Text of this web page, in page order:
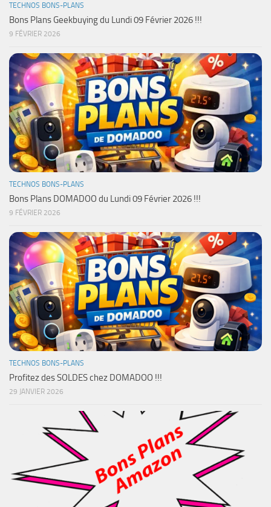
TECHNOS BONS-PLANS
Bons Plans Geekbuying du Lundi 09 Février 2026 !!!
9 FÉVRIER 2026
TECHNOS BONS-PLANS
Bons Plans DOMADOO du Lundi 09 Février 2026 !!!
9 FÉVRIER 2026
TECHNOS BONS-PLANS
Profitez des SOLDES chez DOMADOO !!!
29 JANVIER 2026